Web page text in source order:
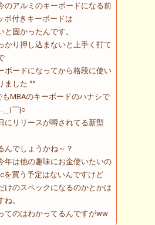
のアルミのキーボードになる前
ポ付きキーボードは
と固かったんです。
かり押し込まないと上手く打て
ボードになってから格段に使い
ました ^^
もMBAのキーボードのハナシで
＿|￣|○
にリリースが噂されてる新型
んでしょうかね～？
年は他の趣味にお金使いたいの
を買う予定はないんですけど
けのスペックになるのかとかは
。
てのはわかってるんですがww